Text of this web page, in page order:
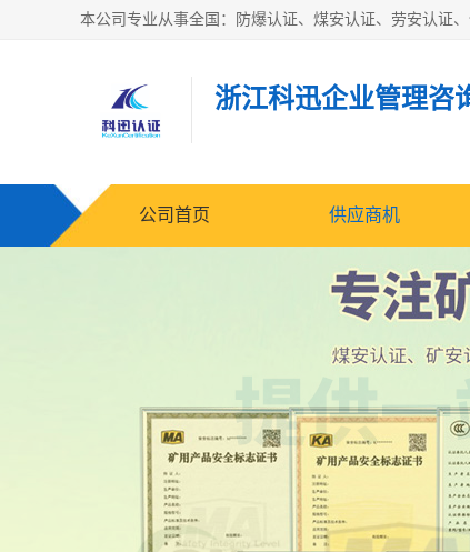
浙江科迅企业管理咨
公司首页 供应商机